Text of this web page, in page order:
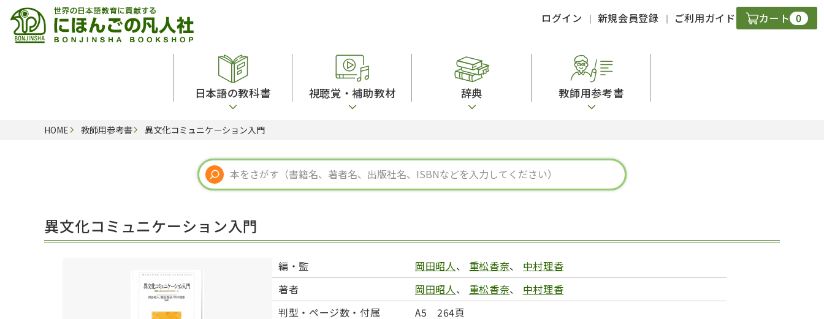
ログイン 新規会員登録 ご利用ガイド カート 0
日本語の教科書
留学生向け専門分野
子ども向け
文法
発音・聴解
作文
練習問題
日本語能力試験対策
日本留学試験対策
学校情報
日本語学習関連副読本
定期刊行物
視聴覚・補助教材
カード・ゲーム・絵教材
絵本・子ども向け補助 図表
辞典
スペイン語辞典
中国語辞典
ドイツ語辞典
ポルトガル語辞典
ロシア語辞典
語学・文法辞典
表現・用字用語辞典 比較文化辞典
教師用参考書
語彙・意味
文章・談話・表現
表記
言語学
多言語社会・言語政策
言語の諸相
アカデミック・スキル
HOME 教師用参考書 異文化コミュニケーション入門
異文化コミュニケーション入門
編・監 岡田昭人 、 重松香奈、 中村理香
著者
岡田昭人 、 重松香奈、 中村理香
判型・ページ数・付属
A5 264頁